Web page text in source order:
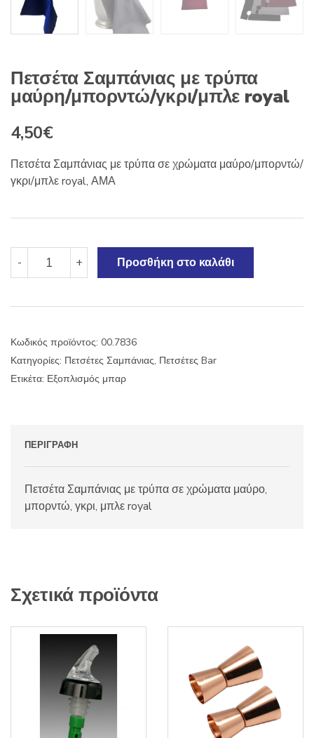
Πετσέτα Σαμπάνιας με τρύπα
μαύρη/μπορντώ/γκρι/μπλε royal
4,50€
Πετσέτα Σαμπάνιας με τρύπα σε χρώματα μαύρο/μπορντώ/
γκρι/μπλε royal, ΑΜΑ
-
Πετσέτα
Σαμπάνιας
γκρι/
μπλε
royal
+ Προσθήκη στο καλάθι
Κωδικός προϊόντος: 00.7836
Κατηγορίες: Πετσέτες Σαμπάνιας, Πετσέτες Bar
Ετικέτα: Εξοπλισμός μπαρ
ΠΕΡΙΓΡΑΦΉ
Πετσέτα Σαμπάνιας με τρύπα σε χρώματα μαύρο,
μπορντώ, γκρι, μπλε royal
Σχετικά προϊόντα